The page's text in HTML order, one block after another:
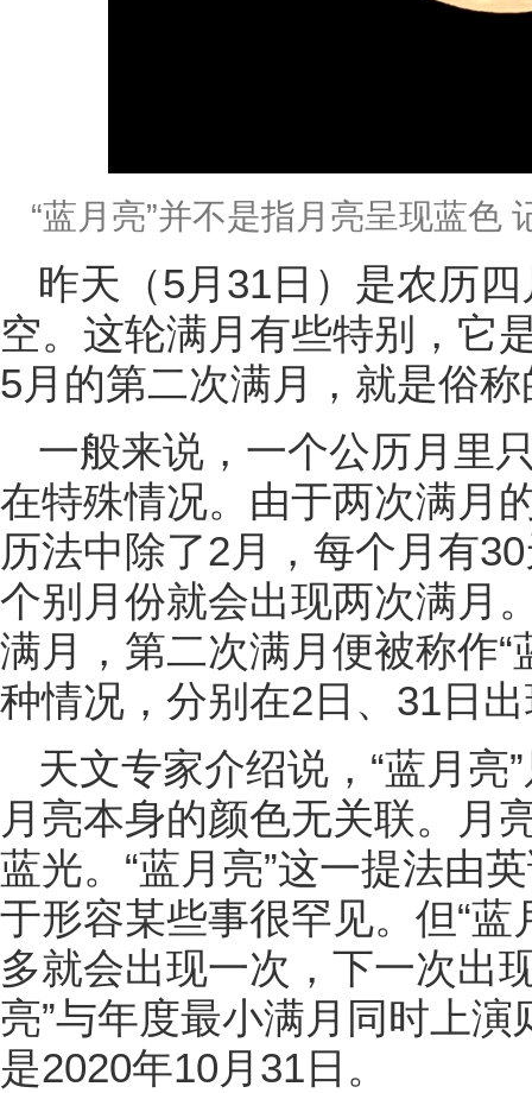
“蓝月亮”并不是指月亮呈现蓝色
昨天（5月31日）是农历
空。这轮满月有些特别，它
5月的第二次满月，就是俗称
一般来说，一个公历月里
在特殊情况。由于两次满月
历法中除了2月，每个月有
个别月份就会出现两次满月
满月，第二次满月便被称作
种情况，分别在2日、31日
天文专家介绍说，“蓝月亮
月亮本身的颜色无关联。月
蓝光。“蓝月亮”这一提法由
于形容某些事很罕见。但“
多就会出现一次，下一次出
亮”与年度最小满月同时上
是2020年10月31日。